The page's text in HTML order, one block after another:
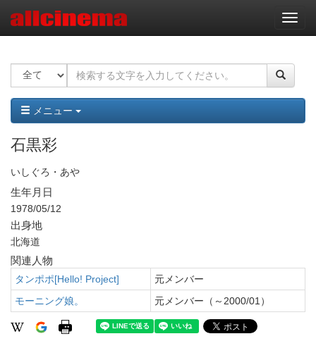
ナ
ビ
ー
ョ
ン
メニュー
石黒彩
いしぐろ・あや
生年月日
1978/05/12
出身地
北海道
関連人物
タンポポ[Hello! Project]
元メンバー
モーニング娘。
元メンバー（～2000/01）